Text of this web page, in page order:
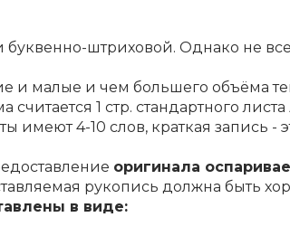
штриховой. Однако не
малые и чем большего объёма
считается 1 стр. стандартного
имеют 4-10 слов, краткая запись
оригинала
рукопись должна быть
в виде: